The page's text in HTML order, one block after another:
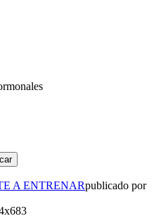
A ENTRENARpublicado por